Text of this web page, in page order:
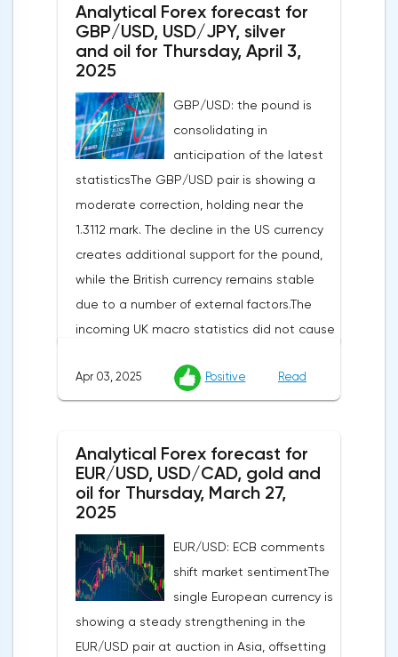
Analytical Forex forecast for
GBP/USD, USD/JPY, silver
and oil for Thursday, April 3,
2025
GBP/USD: the pound is
consolidating in
anticipation of the latest
statisticsThe GBP/USD pair is showing a
moderate correction, holding near the
1.3112 mark. The decline in the US currency
creates additional support for the pound,
while the British currency remains stable
due to a number of external factors.The
incoming UK macro statistics did not cause
participants. According to Nationwide
Building Society, housing prices remained
despite a projected 0.2% increase and an
annual rate of 3.9%. Traders are focusing on
the publication of final data on business
indicator is expected to rise from 51.0 to
53.2 points, and the composite index from
50.5 to 52.0 points, which may reflect a
recovery in business confidence.Meanwhile,
the US dollar index (USDX) continues to
Apr 03, 2025 Positive Read
Analytical Forex forecast for
EUR/USD, USD/CAD, gold and
oil for Thursday, March 27,
2025
EUR/USD: ECB comments
shift market sentimentThe
single European currency is
showing a steady strengthening in the
EUR/USD pair at auction in Asia, offsetting